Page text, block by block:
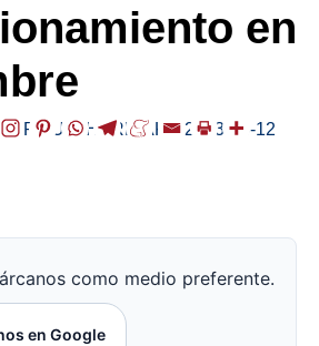
en
/ERMUA, HERRIAK,/ 2023-08-12
como medio preferente.
en Google